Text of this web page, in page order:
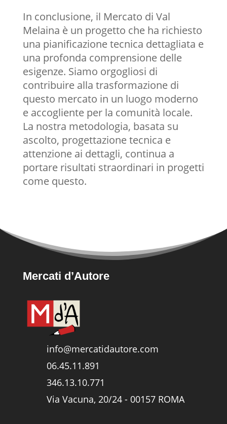
In conclusione, il Mercato di Val
Melaina è un progetto che ha richiesto
una pianificazione tecnica dettagliata e
una profonda comprensione delle
esigenze. Siamo orgogliosi di
contribuire alla trasformazione di
questo mercato in un luogo moderno
e accogliente per la comunità locale.
La nostra metodologia, basata su
ascolto, progettazione tecnica e
attenzione ai dettagli, continua a
portare risultati straordinari in progetti
come questo.
Mercati d’Autore
info@mercatidautore.com
06.45.11.891
346.13.10.771
Via Vacuna, 20/24 - 00157 ROMA